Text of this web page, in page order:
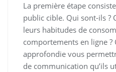
La première étape
public cible. Qui sont-ils ?
leurs habitudes de
comportements en ligne ?
approfondie vous
de communication qu’ils